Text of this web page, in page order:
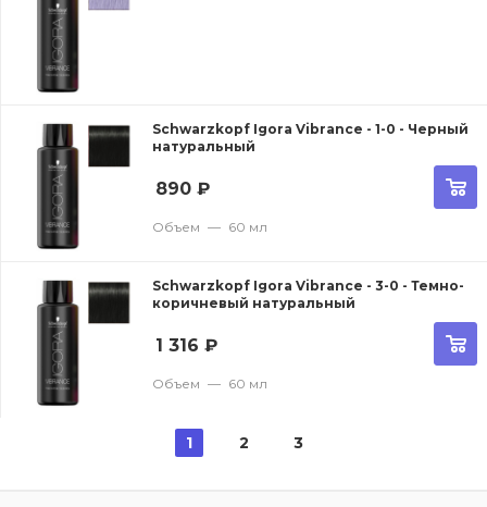
Schwarzkopf Igora Vibrance - 1-0 - Черный
натуральный
890 ₽
Объем — 60 мл
Schwarzkopf Igora Vibrance - 3-0 - Темно-
коричневый натуральный
1 316 ₽
Объем — 60 мл
1 2 3